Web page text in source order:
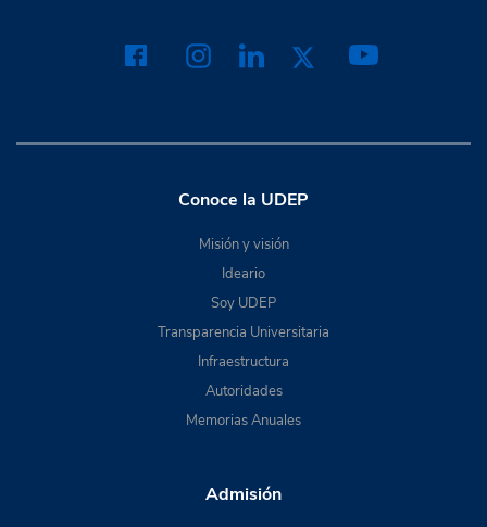
Conoce la UDEP
Misión y visión
Ideario
Soy UDEP
Transparencia Universitaria
Infraestructura
Autoridades
Memorias Anuales
Admisión